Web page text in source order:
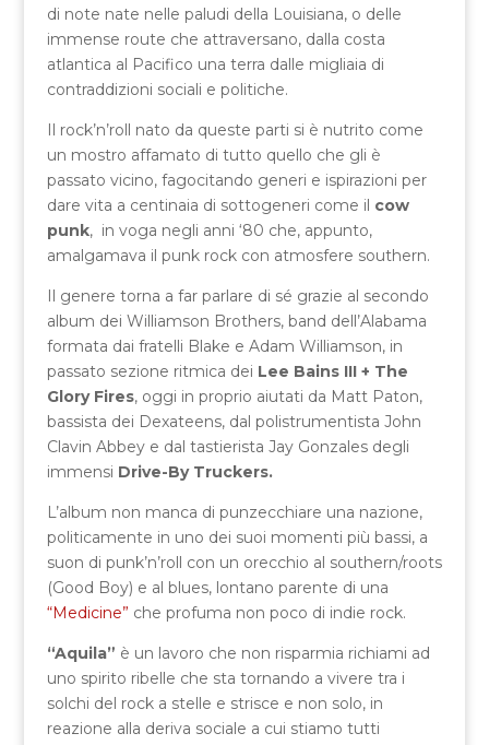
di note nate nelle paludi della Louisiana, o delle
immense route che attraversano, dalla costa
atlantica al Pacifico una terra dalle migliaia di
contraddizioni sociali e politiche.
Il rock’n’roll nato da queste parti si è nutrito come
un mostro affamato di tutto quello che gli è
passato vicino, fagocitando generi e ispirazioni per
dare vita a centinaia di sottogeneri come il cow
punk, in voga negli anni ‘80 che, appunto,
amalgamava il punk rock con atmosfere southern.
Il genere torna a far parlare di sé grazie al secondo
album dei Williamson Brothers, band dell’Alabama
formata dai fratelli Blake e Adam Williamson, in
passato sezione ritmica dei Lee Bains III + The
Glory Fires, oggi in proprio aiutati da Matt Paton,
bassista dei Dexateens, dal polistrumentista John
Clavin Abbey e dal tastierista Jay Gonzales degli
immensi Drive-By Truckers.
L’album non manca di punzecchiare una nazione,
politicamente in uno dei suoi momenti più bassi, a
suon di punk’n’roll con un orecchio al southern/roots
(Good Boy) e al blues, lontano parente di una
“Medicine” che profuma non poco di indie rock.
“Aquila” è un lavoro che non risparmia richiami ad
uno spirito ribelle che sta tornando a vivere tra i
solchi del rock a stelle e strisce e non solo, in
reazione alla deriva sociale a cui stiamo tutti